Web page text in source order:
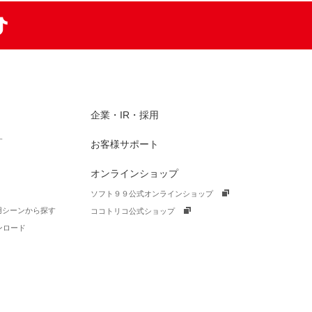
ーンから探す
ロード
企業・IR・採用
お客様サポート
オンラインショップ
ソフト９９公式オンラインショップ
ココトリコ公式ショップ